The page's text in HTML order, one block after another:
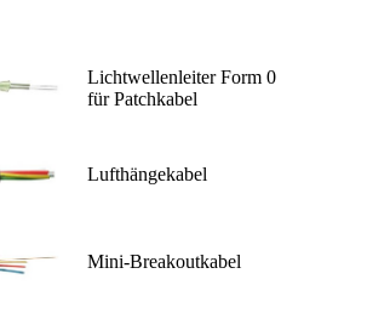
Lichtwellenleiter Form 0
für Patchkabel
Lufthängekabel
Mini-Breakoutkabel